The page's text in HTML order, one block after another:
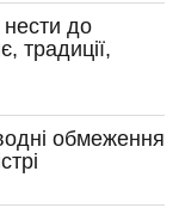
до
традиції,
обмеження